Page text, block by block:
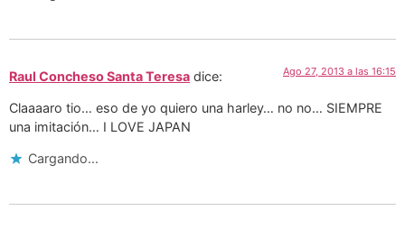
Raul Concheso Santa Teresa dice: Ago 27, 2013 a las 16:15
Claaaaro tio… eso de yo quiero una harley… no no… SIEMPRE
una imitación… I LOVE JAPAN
Cargando...